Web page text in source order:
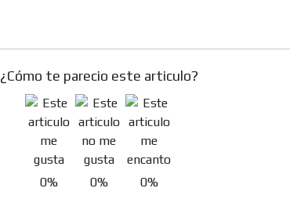
¿Cómo te parecio este articulo?
0% 0% 0%